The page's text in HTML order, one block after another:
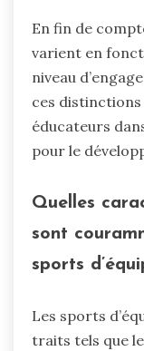
En fin de
varient en
niveau
ces
éducateurs
pour le
Quelles
sont
sports
Les sports
traits tels que